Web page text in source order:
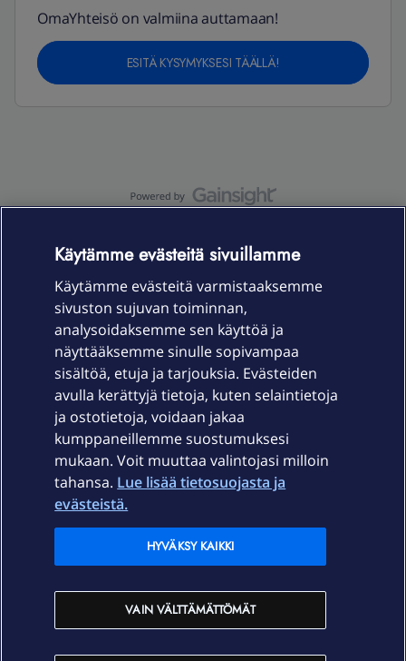
OmaYhteisö on valmiina auttamaan!
ESITÄ KYSYMYKSESI TÄÄLLÄ!
Laitteet & liittymät
Palvelut
Ajankohtaista
Elisa Oyj
In English
Käytämme evästeitä sivuillamme
Käytämme evästeitä varmistaaksemme
sivuston sujuvan toiminnan,
analysoidaksemme sen käyttöä ja
näyttääksemme sinulle sopivampaa
sisältöä, etuja ja tarjouksia. Evästeiden
avulla kerättyjä tietoja, kuten selaintietoja
ja ostotietoja, voidaan jakaa
kumppaneillemme suostumuksesi
mukaan. Voit muuttaa valintojasi milloin
tahansa. Lue lisää tietosuojasta ja
evästeistä.
VAIN VÄLTTÄMÄTTÖMÄT
HYVÄKSY KAIKKI